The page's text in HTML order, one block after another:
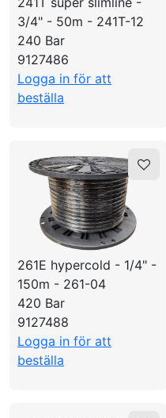
3/4" - 50m - 241T-12
240 Bar
9127486
Logga in för att
beställa
261E hypercold - 1/4" -
150m - 261-04
420 Bar
9127488
Logga in för att
beställa